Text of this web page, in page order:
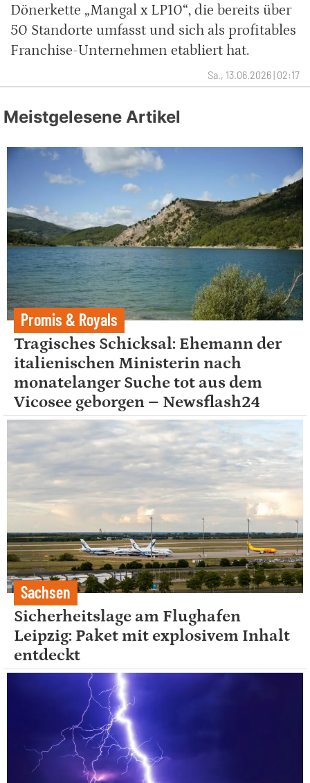
Dönerkette „Mangal x LP10“, die bereits über
50 Standorte umfasst und sich als profitables
Franchise-Unternehmen etabliert hat.
Sa., 13.06.2026 | 02:17
Meistgelesene Artikel
Promis & Royals
Tragisches Schicksal: Ehemann der
italienischen Ministerin nach
monatelanger Suche tot aus dem
Vicosee geborgen – Newsflash24
Sachsen
Sicherheitslage am Flughafen
Leipzig: Paket mit explosivem Inhalt
entdeckt